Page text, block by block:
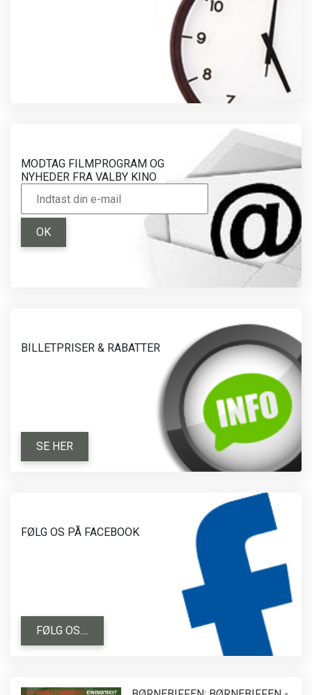
MODTAG FILMPROGRAM OG
NYHEDER FRA VALBY KINO
OK
BILLETPRISER & RABATTER
SE HER
FØLG OS PÅ FACEBOOK
FØLG OS....